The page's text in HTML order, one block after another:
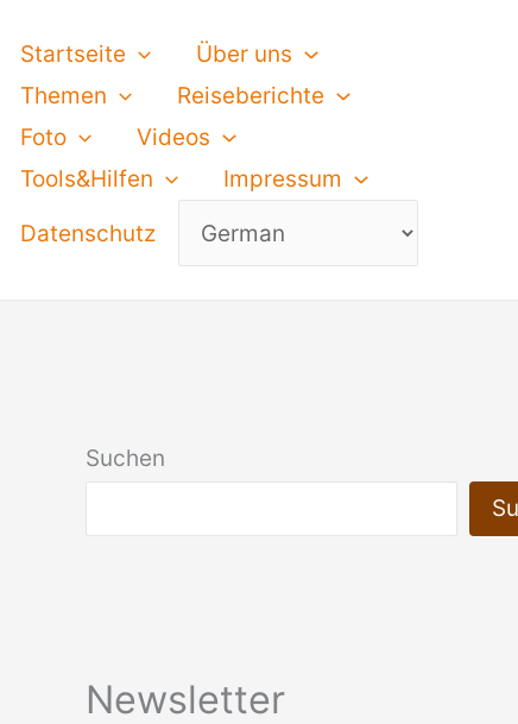
Startseite
Über uns
Themen
Reiseberichte
Foto
Videos
Tools&Hilfen
Impressum
Datenschutz
Suchen
Newsletter